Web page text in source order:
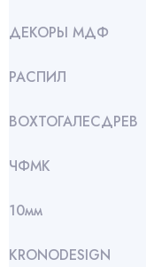
ДЕКОРЫ МДФ
РАСПИЛ
ВОХТОГАЛЕСДРЕВ
ЧФМК
10мм
KRONODESIGN